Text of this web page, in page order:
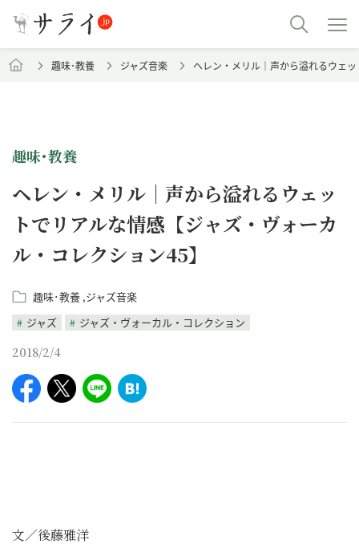
趣味･教養 ジャズ音楽 ヘレン・メリル｜声から溢れるウェ
趣味･教養
ヘレン・メリル｜声から溢れるウェッ
トでリアルな情感【ジャズ・ヴォーカ
ル・コレクション45】
趣味･教養 ジャズ音楽
ジャズ
ジャズ・ヴォーカル・コレクション
2018/2/4
文／後藤雅洋